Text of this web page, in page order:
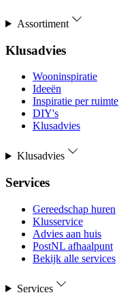
Assortiment
Klusadvies
Wooninspiratie
Ideeën
Inspiratie per ruimte
DIY's
Klusadvies
Klusadvies
Services
Gereedschap huren
Klusservice
Advies aan huis
PostNL afhaalpunt
Bekijk alle services
Services